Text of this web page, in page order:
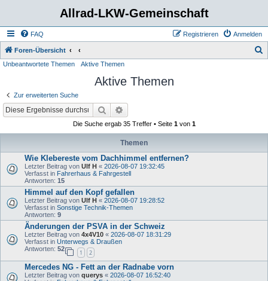
Allrad-LKW-Gemeinschaft
FAQ Anmelden
Registrieren
Foren-Übersicht
Unbeantwortete Themen Aktive Themen
Aktive Themen
Zur erweiterten Suche
Suche
Die Suche ergab 35 Treffer • Seite 1von 1
Themen
Wie Klebereste vom Dachhimmel entfernen?
Letzter Beitrag von Ulf H « 2026-08-07 19:32:45
Verfasst in Fahrerhaus & Fahrgestell
Antworten: 15
Himmel auf den Kopf gefallen
Letzter Beitrag von Ulf H « 2026-08-07 19:28:52
Verfasst in Sonstige Technik-Themen
Antworten: 9
Änderungen der PSVA in der Schweiz
Letzter Beitrag von 4x4V10 « 2026-08-07 18:31:29
Verfasst in Unterwegs & Draußen
Antworten: 52
1 2
Mercedes NG - Fett an der Radnabe vorn
Letzter Beitrag von querys « 2026-08-07 16:52:40